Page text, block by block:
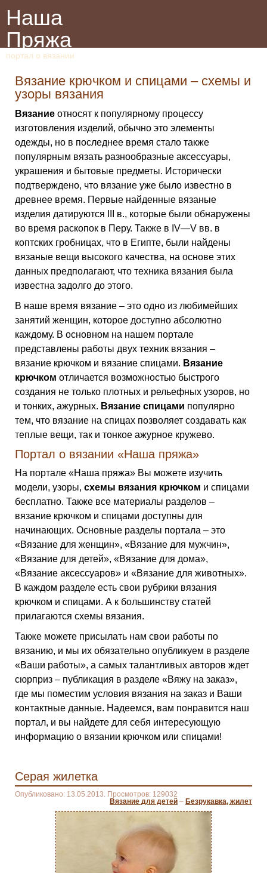
Наша
Пряжа
портал о вязании
Вязание крючком и спицами – схемы и
узоры вязания
Вязание относят к популярному процессу
изготовления изделий, обычно это элементы
одежды, но в последнее время стало также
популярным вязать разнообразные аксессуары,
украшения и бытовые предметы. Исторически
подтверждено, что вязание уже было известно в
древнее время. Первые найденные вязаные
изделия датируются III в., которые были обнаружены
во время раскопок в Перу. Также в IV—V вв. в
коптских гробницах, что в Египте, были найдены
вязаные вещи высокого качества, на основе этих
данных предполагают, что техника вязания была
известна задолго до этого.
В наше время вязание – это одно из любимейших
занятий женщин, которое доступно абсолютно
каждому. В основном на нашем портале
представлены работы двух техник вязания –
вязание крючком и вязание спицами. Вязание
крючком отличается возможностью быстрого
создания не только плотных и рельефных узоров, но
и тонких, ажурных. Вязание спицами популярно
тем, что вязание на спицах позволяет создавать как
теплые вещи, так и тонкое ажурное кружево.
Портал о вязании «Наша пряжа»
На портале «Наша пряжа» Вы можете изучить
модели, узоры, схемы вязания крючком и спицами
бесплатно. Также все материалы разделов –
вязание крючком и спицами доступны для
начинающих. Основные разделы портала – это
«Вязание для женщин», «Вязание для мужчин»,
«Вязание для детей», «Вязание для дома»,
«Вязание аксессуаров» и «Вязание для животных».
В каждом разделе есть свои рубрики вязания
крючком и спицами. А к большинству статей
прилагаются схемы вязания.
Также можете присылать нам свои работы по
вязанию, и мы их обязательно опубликуем в разделе
«Ваши работы», а самых талантливых авторов ждет
сюрприз – публикация в разделе «Вяжу на заказ»,
где мы поместим условия вязания на заказ и Ваши
контактные данные. Надеемся, вам понравится наш
портал, и вы найдете для себя интересующую
информацию о вязании крючком или спицами!
Серая жилетка
Опубликовано: 13.05.2013. Просмотров: 129032
Вязание для детей – Безрукавка, жилет